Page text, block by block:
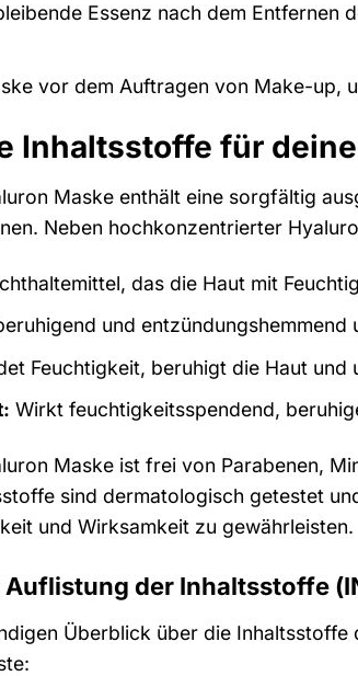
Essenz nach dem Entfernen
vor dem Auftragen von Make-up,
Inhaltsstoffe für
Maske enthält eine sorgfältig
Neben hochkonzentrierter
das die Haut mit
und
Feuchtigkeit, beruhigt die Haut und
Wirkt feuchtigkeitsspendend,
Maske ist frei von Parabenen,
sind dermatologisch getestet
und Wirksamkeit zu gewährleisten.
der Inhaltsstoffe
Überblick über die